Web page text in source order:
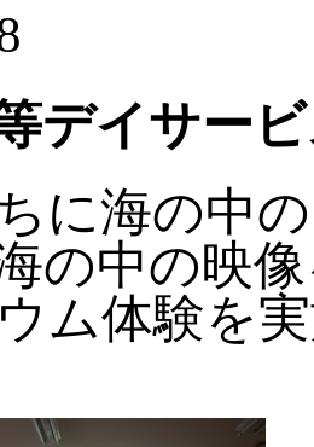
等デイサー
に海の中
の中の映
ム体験を